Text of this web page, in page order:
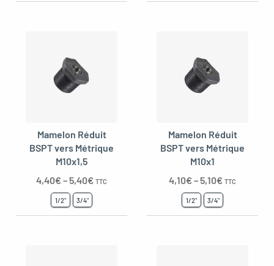
Mamelon Réduit
BSPT vers Métrique
M10x1,5
4,40€–5,40€ TTC
1/2" 3/4"
Mamelon Réduit
BSPT vers Métrique
M10x1
4,10€–5,10€ TTC
1/2" 3/4"